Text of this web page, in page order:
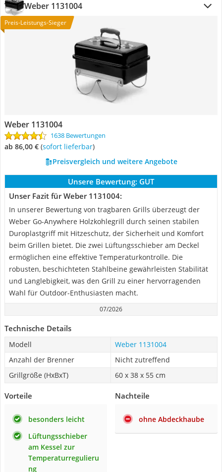
Weber 1131004
Preis-Leistungs-Sieger
Weber 1131004
1638 Bewertungen
ab 86,00 € ( Sofort lieferbar)
Preisvergleich und weitere Angebote
Unsere Bewertung: GUT
Unser Fazit für Weber 1131004:
In unserer Bewertung von tragbaren Grills überzeugt der
Weber Go-Anywhere Holzkohlegrill durch seinen stabilen
Duroplastgriff mit Hitzeschutz, der Sicherheit und Komfort
beim Grillen bietet. Die zwei Lüftungsschieber am Deckel
ermöglichen eine effektive Temperaturkontrolle. Die
robusten, beschichteten Stahlbeine gewährleisten Stabilität
und Langlebigkeit, was den Grill zu einer hervorragenden
Wahl für Outdoor-Enthusiasten macht.
07/2026
Technische Details
Modell
Weber 1131004
Anzahl der Brenner
Nicht zutreffend
Grillgröße (HxBxT)
60 x 38 x 55 cm
Vorteile
besonders leicht
Lüftungsschieber
am Kessel zur
Temperaturregulieru
ng
Nachteile
ohne Abdeckhaube